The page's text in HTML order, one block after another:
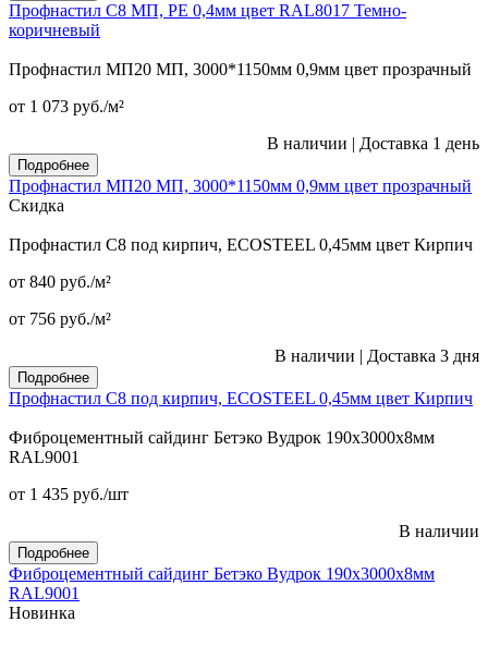
Профнастил С8 МП, PE 0,4мм цвет RAL8017 Темно-
коричневый
Профнастил МП20 МП, 3000*1150мм 0,9мм цвет прозрачный
от 1 073 руб./м²
В наличии | Доставка 1 день
Подробнее
Профнастил МП20 МП, 3000*1150мм 0,9мм цвет прозрачный
Скидка
Профнастил С8 под кирпич, ECOSTEEL 0,45мм цвет Кирпич
от 840 руб./м²
от 756 руб./м²
В наличии | Доставка 3 дня
Подробнее
Профнастил С8 под кирпич, ECOSTEEL 0,45мм цвет Кирпич
Фиброцементный сайдинг Бетэко Вудрок 190х3000х8мм
RAL9001
от 1 435 руб./шт
В наличии
Подробнее
Фиброцементный сайдинг Бетэко Вудрок 190х3000х8мм
RAL9001
Новинка